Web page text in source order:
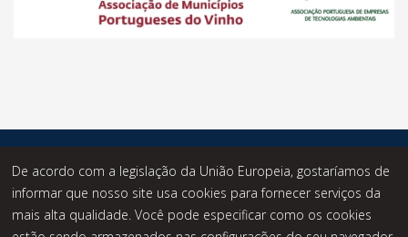
Reservados.
De acordo com a legislação da União Europeia, gostaríamos de
informar que nosso site usa cookies para fornecer serviços da
mais alta qualidade. Você pode especificar como os cookies